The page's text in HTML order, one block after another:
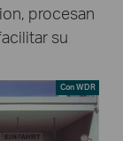
procesan
su
Con WDR